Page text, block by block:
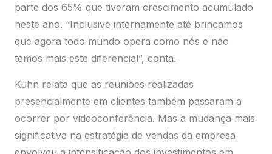
presencialmente em clientes também passaram a
ocorrer por videoconferência. Mas a mudança mais
significativa na estratégia de vendas da empresa
envolveu a intensificação dos investimentos em
canais online. “Direcionamos boa parte do recurso
de feiras e outros eventos presenciais para o
marketing digital”, diz o CEO. Por conta disso, a
empresa, que tem sede em Curitiba (PR), agregou
operações em Rondônia, Pará e Bahia, aumentando